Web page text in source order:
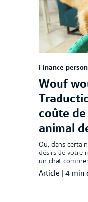
Finance
Wouf
coûte de
animal
Ou, dans
désirs de votre
un chat
Article 4 min